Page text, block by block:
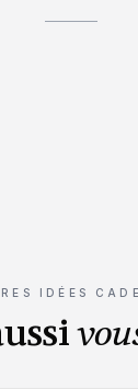
Valentin
IDÉES